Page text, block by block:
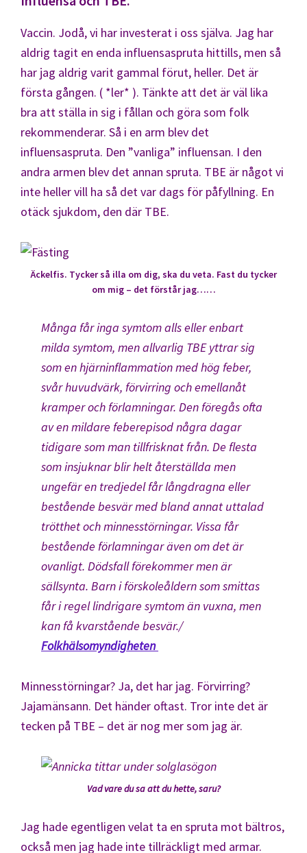
Vaccin. Jodå, vi har investerat i oss själva. Jag har
aldrig tagit en enda influensaspruta hittills, men så
har jag aldrig varit gammal förut, heller. Det är
första gången. ( *ler* ). Tänkte att det är väl lika
bra att ställa in sig i fållan och göra som folk
rekommenderar. Så i en arm blev det
influensaspruta. Den ”vanliga” influensan. I den
andra armen blev det annan spruta. TBE är något vi
inte heller vill ha så det var dags för påfyllning. En
otäck sjukdom, den där TBE.
Äckelfis. Tycker så illa om dig, ska du veta. Fast du tycker
om mig – det förstår jag……
Många får inga symtom alls eller enbart
milda symtom, men allvarlig TBE yttrar sig
som en hjärninflammation med hög feber,
svår huvudvärk, förvirring och emellanåt
kramper och förlamningar. Den föregås ofta
av en mildare feberepisod några dagar
tidigare som man tillfrisknat från. De flesta
som insjuknar blir helt återställda men
ungefär en tredjedel får långdragna eller
bestående besvär med bland annat uttalad
trötthet och minnesstörningar. Vissa får
bestående förlamningar även om det är
ovanligt. Dödsfall förekommer men är
sällsynta. Barn i förskoleåldern som smittas
får i regel lindrigare symtom än vuxna, men
kan få kvarstående besvär./
Folkhälsomyndigheten
Minnesstörningar? Ja, det har jag. Förvirring?
Jajamänsann. Det händer oftast. Tror inte det är
tecken på TBE – det är nog mer som jag är.
Vad vare du sa att du hette, saru?
Jag hade egentligen velat ta en spruta mot bältros,
också men jag hade inte tillräckligt med armar.